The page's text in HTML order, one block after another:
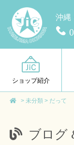
沖縄
ショップ紹介
> 未分類 > だって
ブログ